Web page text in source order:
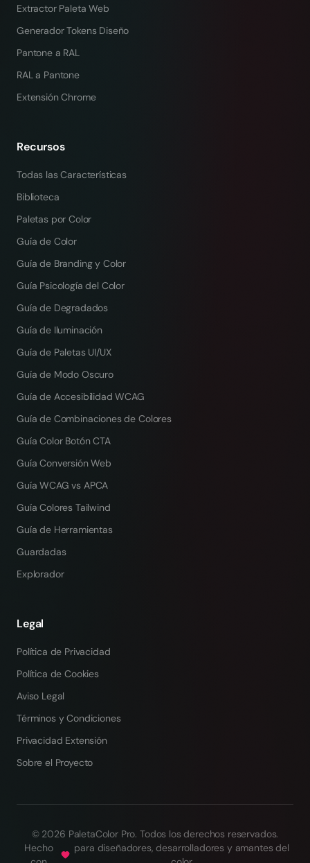
Extractor Paleta Web
Generador Tokens Diseño
Pantone a RAL
RAL a Pantone
Extensión Chrome
Recursos
Todas las Características
Biblioteca
Paletas por Color
Guía de Color
Guía de Branding y Color
Guía Psicología del Color
Guía de Degradados
Guía de Iluminación
Guía de Paletas UI/UX
Guía de Modo Oscuro
Guía de Accesibilidad WCAG
Guía de Combinaciones de Colores
Guía Color Botón CTA
Guía Conversión Web
Guía WCAG vs APCA
Guía Colores Tailwind
Guía de Herramientas
Guardadas
Explorador
Legal
Política de Privacidad
Política de Cookies
Aviso Legal
Términos y Condiciones
Privacidad Extensión
Sobre el Proyecto
© 2026 PaletaColor Pro. Todos los derechos reservados.
Hecho
para diseñadores, desarrolladores y amantes del